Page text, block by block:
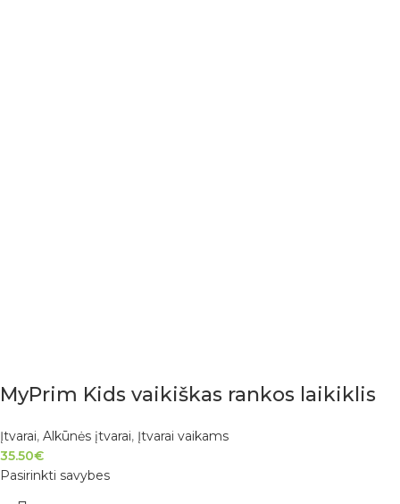
MyPrim Kids vaikiškas rankos laikiklis
Įtvarai, Alkūnės įtvarai, Įtvarai vaikams
35.50€
Pasirinkti savybes